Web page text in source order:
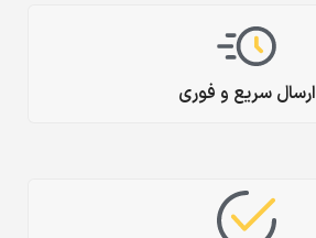
ارسال سریع و فوری